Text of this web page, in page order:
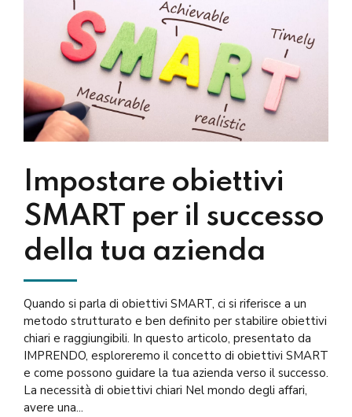
Impostare obiettivi
SMART per il successo
della tua azienda
Quando si parla di obiettivi SMART, ci si riferisce a un
metodo strutturato e ben definito per stabilire obiettivi
chiari e raggiungibili. In questo articolo, presentato da
IMPRENDO, esploreremo il concetto di obiettivi SMART
e come possono guidare la tua azienda verso il successo.
La necessità di obiettivi chiari Nel mondo degli affari,
avere una...